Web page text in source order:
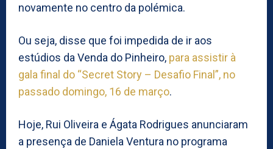
novamente no centro da polémica.
Ou seja, disse que foi impedida de ir aos
estúdios da Venda do Pinheiro, para assistir à
gala final do “Secret Story – Desafio Final”, no
passado domingo, 16 de março.
Hoje, Rui Oliveira e Ágata Rodrigues anunciaram
a presença de Daniela Ventura no programa